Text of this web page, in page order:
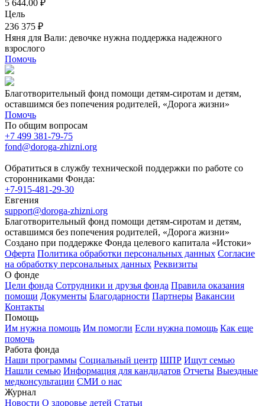
5 644.00 ₽
Цель
236 375 ₽
Няня для Вали: девочке нужна поддержка надежного
взрослого
Помочь
Благотворительный фонд помощи детям-сиротам и детям,
оставшимся без попечения родителей, «Дорога жизни»
Помочь
По общим вопросам
+7 499 381-79-75
fond@doroga-zhizni.org
Обратиться в службу технической поддержки по работе со
сторонниками Фонда:
+7-915-481-29-30
Евгения
support@doroga-zhizni.org
Благотворительный фонд помощи детям-сиротам и детям,
оставшимся без попечения родителей, «Дорога жизни»
Создано при поддержке Фонда целевого капитала «Истоки»
Оферта Политика обработки персональных данных Согласие
на обработку персональных данных Реквизиты
О фонде
Цели фонда Сотрудники и друзья фонда Правила оказания
помощи Документы Благодарности Партнеры Вакансии
Контакты
Помощь
Им нужна помощь Им помогли Если нужна помощь Как еще
помочь
Работа фонда
Наши программы Социальный центр ШПР Ищут семью
Нашли семью Информация для кандидатов Отчеты Выездные
медконсультации СМИ о нас
Журнал
Новости О здоровье детей Статьи